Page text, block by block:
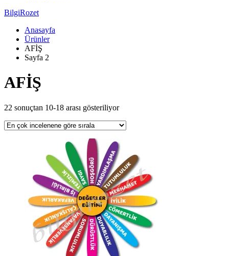
BilgiRozet
Anasayfa
Ürünler
AFİŞ
Sayfa 2
AFİŞ
22 sonuçtan 10-18 arası gösteriliyor